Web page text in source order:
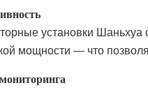
установки
мощности — что